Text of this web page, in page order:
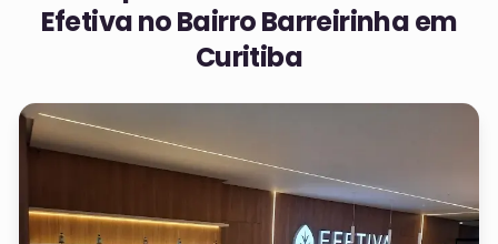
Efetiva noBairro Barreirinha em
Curitiba